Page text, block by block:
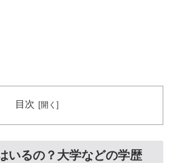
目次
いるの？大学などの学歴